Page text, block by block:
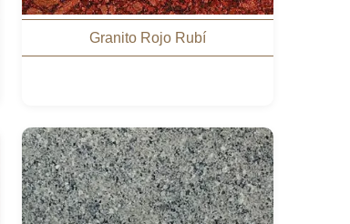
Granito Rojo Rubí